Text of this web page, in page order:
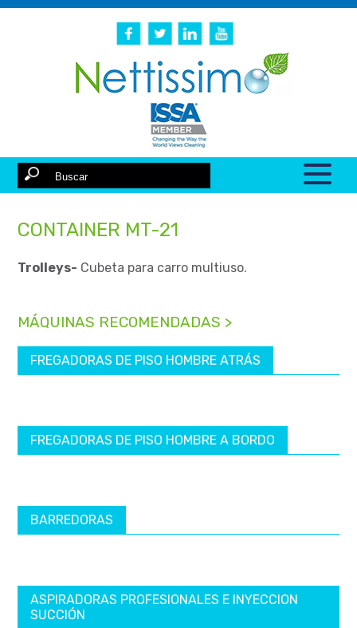
CONTAINER MT-21
Trolleys- Cubeta para carro multiuso.
MÁQUINAS RECOMENDADAS >
FREGADORAS DE PISO HOMBRE ATRÁS
FREGADORAS DE PISO HOMBRE A BORDO
BARREDORAS
ASPIRADORAS PROFESIONALES E INYECCION
SUCCIÓN